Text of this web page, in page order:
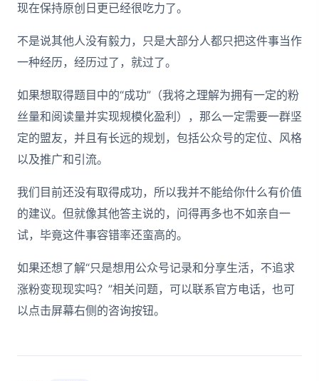
现在保持原创日更已经很吃力了。
不是说其他人没有毅力，只是大部分人都只把这件事当作
一种经历，经历过了，就过了。
如果想取得题目中的“成功”（我将之理解为拥有一定的粉
丝量和阅读量并实现规模化盈利），那么一定需要一群坚
定的盟友，并且有长远的规划，包括公众号的定位、风格
以及推广和引流。
我们目前还没有取得成功，所以我并不能给你什么有价值
的建议。但就像其他答主说的，问得再多也不如亲自一
试，毕竟这件事容错率还蛮高的。
如果还想了解“只是想用公众号记录和分享生活，不追求
涨粉变现现实吗？”相关问题，可以联系官方电话，也可
以点击屏幕右侧的咨询按钮。